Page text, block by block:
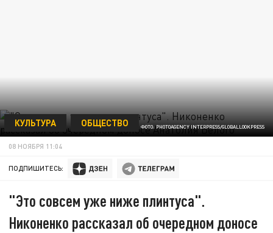
ФОТО: PHOTOAGENCY INTERPRESS/GLOBALLOOKPRESS
КУЛЬТУРА ОБЩЕСТВО
08 НОЯБРЯ 11:04
ПОДПИШИТЕСЬ:
"Это совсем уже ниже плинтуса".
Никоненко рассказал об очередном доносе